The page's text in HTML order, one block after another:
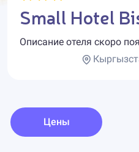
Small Hotel
Описание отеля скоро
Цены